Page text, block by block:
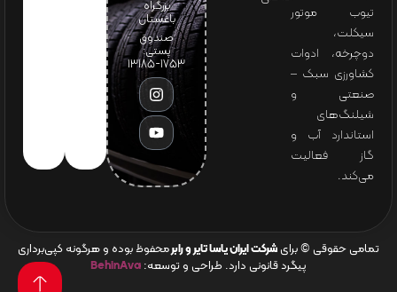
تیوب موتور
سیکلت،
دوچرخه، ادوات
کشاورزی سبک –
صنعتی و
شیلنگ‌های
استاندارد آب و
گاز فعالیت
می‌کند.
بزرگراه
باغستان
صندوق
پستی:
1753-13185
تمامی حقوقی © برای شرکت ایران یاسا تایر و رابرمحفوظ بوده و هرگونه کپی‌برداری
پیگرد قانونی دارد. طراحی و توسعه: BehinAva